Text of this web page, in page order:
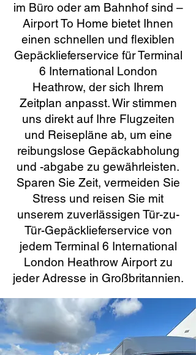
im Büro oder am Bahnhof sind –
Airport To Home bietet Ihnen
einen schnellen und flexiblen
Gepäcklieferservice für Terminal
6 International London
Heathrow, der sich Ihrem
Zeitplan anpasst. Wir stimmen
uns direkt auf Ihre Flugzeiten
und Reisepläne ab, um eine
reibungslose Gepäckabholung
und -abgabe zu gewährleisten.
Sparen Sie Zeit, vermeiden Sie
Stress und reisen Sie mit
unserem zuverlässigen Tür-zu-
Tür-Gepäcklieferservice von
jedem Terminal 6 International
London Heathrow Airport zu
jeder Adresse in Großbritannien.